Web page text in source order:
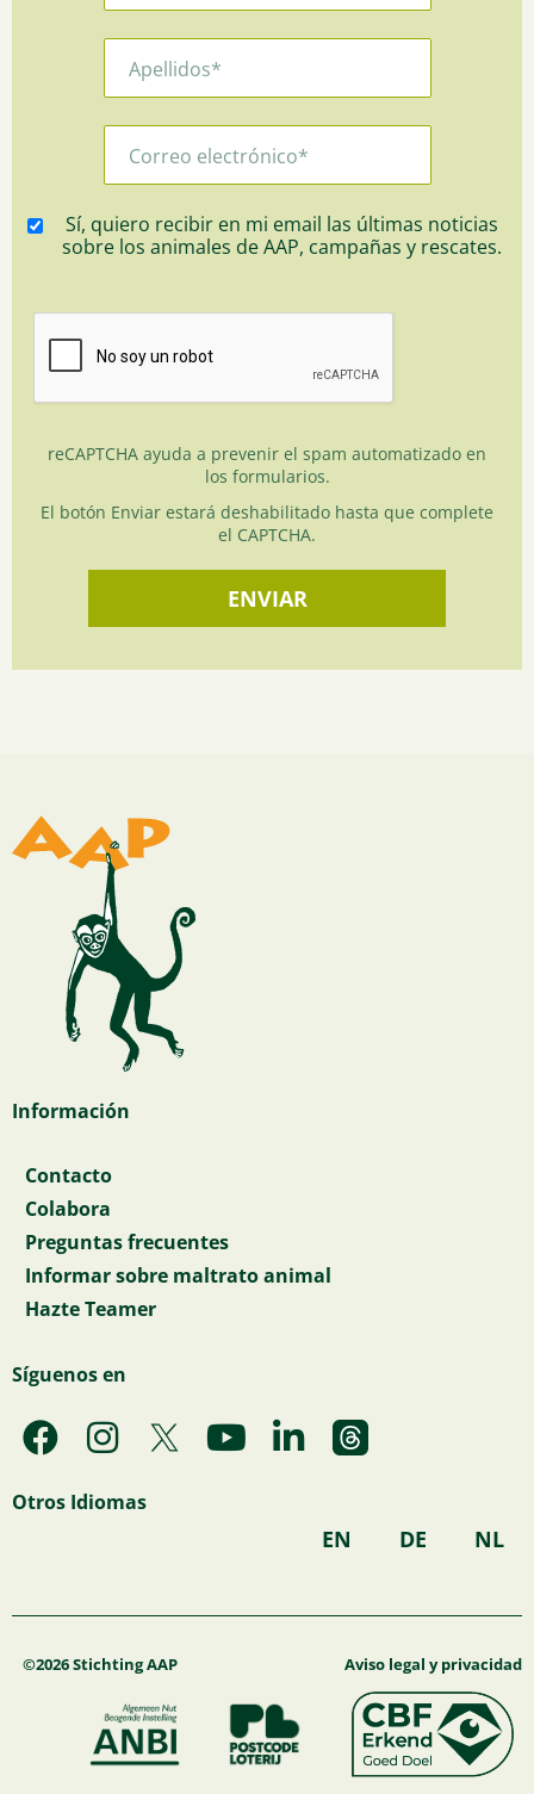
Sí, quiero recibir en mi email las últimas noticias
sobre los animales de AAP, campañas y rescates.
reCAPTCHA ayuda a prevenir el spam automatizado en
los formularios.
El botón Enviar estará deshabilitado hasta que complete
el CAPTCHA.
Información
Contacto
Colabora
Preguntas frecuentes
Informar sobre maltrato animal
Hazte Teamer
Síguenos en
F
a
c
o
k
I
n
s
g
a
m
Y
o
b
L
i
d
Otros Idiomas
EN DE NL
©2026 Stichting AAP Aviso legal y privacidad